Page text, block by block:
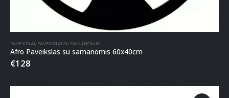
PAVEIKSLAI, PAVEIKSLAI SU SAMANOMIS
Afro Paveikslas su samanomis 60x40cm
€128